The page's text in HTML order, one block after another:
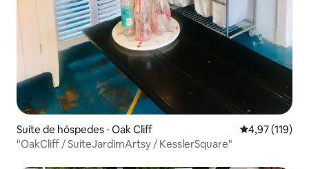
Suíte de hóspedes ⋅ Oak Cliff 4,97 de uma
4,97 (119)
"OakCliff / SuíteJardimArtsy / KesslerSquare"